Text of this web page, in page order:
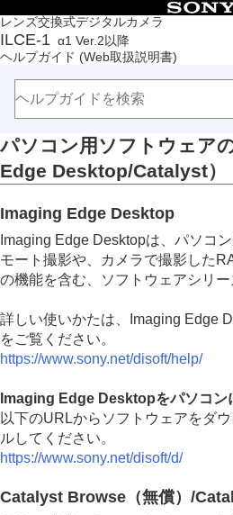
レンズ交換式デジタルカメラ
ILCE-1 α1 Ver.2以降
ヘルプガイド (Web取扱説明書)
目次
トップページ
ヘルプガイドの使いかた
本体と付属品を確認する
本機の基本操作
準備/基本的な撮影
MENU一覧から機能を探す
カメラをカスタマイズする
再生する
カメラの設定を変更する
スマートフォンでできること
パソコンの推奨環境
カメラとパソコンを接続/切断
パソコンで画像を管理・編集
パソコン用ソフトウェア
Edge Desktop/Catalyst）
パソコンに画像を取り込む
パソコンからカメラを操作す
他のカメラと連動して撮影す
定）
USBストリーミング（動画）
クラウドサービスを利用する
パソコン用ソフトウェア
Edge Desktop/Catalyst）
Imaging Edge Desktop
Imaging Edge Desktopは、パソコ
モート撮影や、カメラで撮影した
の機能を含む、ソフトウェアシリー
詳しい使いかたは、Imaging Edge
をご覧ください。
https://www.sony.net/disoft/help/
Imaging Edge Desktopをパソコン
以下のURLからソフトウェアをダ
ルしてください。
https://www.sony.net/disoft/d/
Catalyst Browse（無償）/